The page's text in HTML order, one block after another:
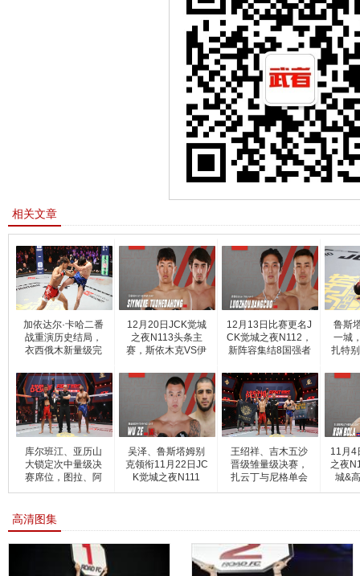
相关文章
加依达尔·卡哈二番
战重演历史结局，
衣西俄木新量级完
12月20日JCK觉城
之夜N113头条主
赛，斯依木克VS伊
12月13日比赛更名J
CK觉城之夜N112，
新阵容集结8国强者
鲁斯
一城
扎特
库尔班江、亚历山
大锁定次中量级决
赛席位，图拉、阿
曼
吴泽、鲁斯塔姆别
克领衔11月22日JC
K觉城之夜N111
王绍祥、吉木五沙
晋级雏量级决赛，
扎云丁与尼格单会
师
11月4
之夜
城&
高清图集